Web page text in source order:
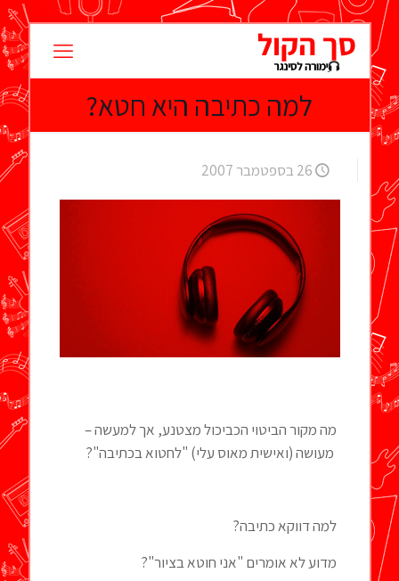
למה כתיבה היא חטא?
26 בספטמבר 2007
מה מקור הביטוי הכביכול מצטנע, אך למעשה –
מעושה (ואישית מאוס עלי) "לחטוא בכתיבה"?
למה דווקא כתיבה?
מדוע לא אומרים "אני חוטא בציור"?